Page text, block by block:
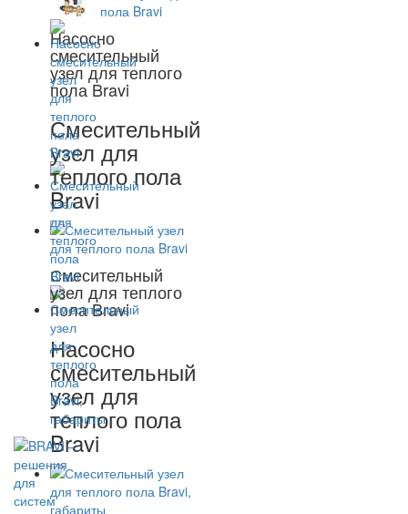
Насосно
смесительный
узел для теплого
пола Bravi
Смесительный
узел для
теплого пола
Bravi
Смесительный
узел для теплого
пола Bravi
Насосно
смесительный
узел для
теплого пола
Bravi